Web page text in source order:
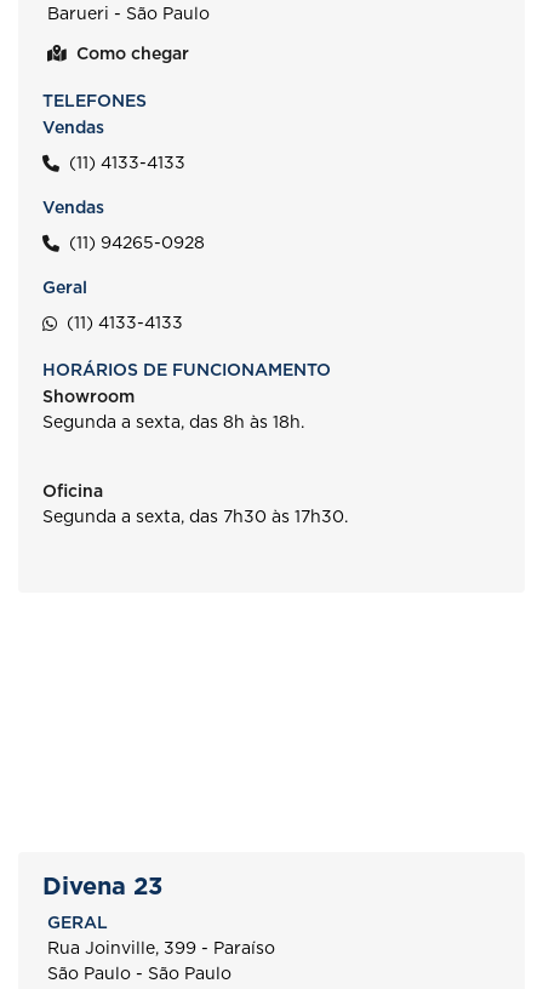
Barueri - São Paulo
Como chegar
TELEFONES
Vendas
(11) 4133-4133
Vendas
(11) 94265-0928
Geral
(11) 4133-4133
HORÁRIOS DE FUNCIONAMENTO
Showroom
Segunda a sexta, das 8h às 18h.
Oficina
Segunda a sexta, das 7h30 às 17h30.
Divena 23
GERAL
Rua Joinville, 399 - Paraíso
São Paulo - São Paulo